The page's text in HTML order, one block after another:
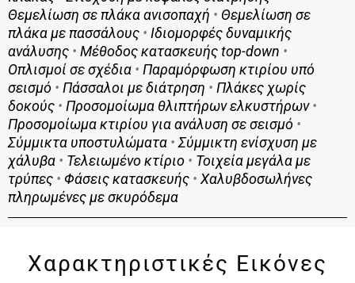
Θεμελίωση σε πλάκα ανισοπαχή • Θεμελίωση σε
πλάκα με πασσάλους • Ιδιομορφές δυναμικής
ανάλυσης • Μέθοδος κατασκευής top-down •
Οπλισμοί σε σχέδια • Παραμόρφωση κτιρίου υπό
σεισμό • Πάσσαλοι με διάτρηση • Πλάκες χωρίς
δοκούς • Προσομοίωμα θλιπτήρων ελκυστήρων•
Προσομοίωμα κτιρίου για ανάλυση σε σεισμό •
Σύμμικτα υποστυλώματα • Σύμμικτη ενίσχυση με
χάλυβα • Τελειωμένο κτίριο • Τοιχεία μεγάλα με
τρύπες • Φάσεις κατασκευής • Χαλυβδοσωλήνες
πληρωμένες με σκυρόδεμα
Χαρακτηριστικές Εικόνες